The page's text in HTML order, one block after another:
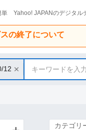
単 Yahoo! JAPANのデジタル
の終了について
12 キーワードを入力
カテゴリ